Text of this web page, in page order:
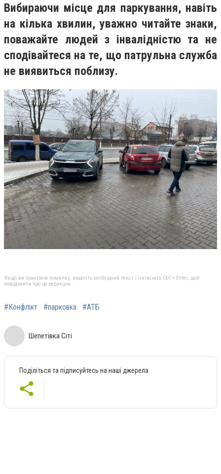
Вибираючи місце для паркування, навіть
на кілька хвилин, уважно читайте знаки,
поважайте людей з інвалідністю та не
сподівайтеся на те, що патрульна служба
не виявиться поблизу.
Якщо ви помітили помилку, виділіть необхідний текст і натисніть Ctrl + Enter, щоб
повідомити про це редакцію
#Конфлікт #парковка #АТБ
Шепетівка Сіті
Поділіться та підписуйтесь на наші джерела